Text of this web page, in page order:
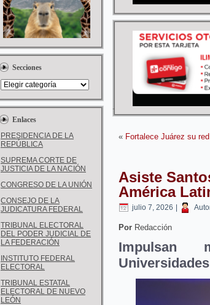
Secciones
Enlaces
PRESIDENCIA DE LA
REPÚBLICA
SUPREMA CORTE DE
JUSTICIA DE LA NACIÓN
CONGRESO DE LA UNIÓN
CONSEJO DE LA
JUDICATURA FEDERAL
TRIBUNAL ELECTORAL
DEL PODER JUDICIAL DE
LA FEDERACIÓN
INSTITUTO FEDERAL
ELECTORAL
TRIBUNAL ESTATAL
ELECTORAL DE NUEVO
LEÓN
« Fortalece Juárez su
Asiste
América
julio 7, 2026
Por Redacción
Impulsan
Universidades